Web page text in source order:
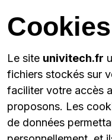
Cookies
Le site univitech.fr
fichiers stockés sur
faciliter votre accès
proposons. Les
de données